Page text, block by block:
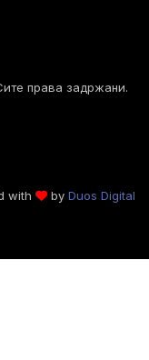
права задржани.
with by Duos Digital